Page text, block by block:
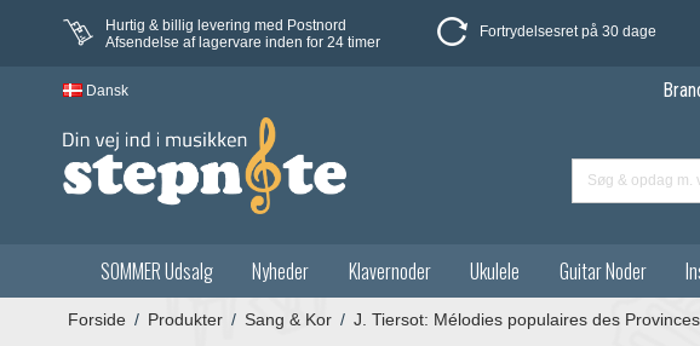
Hurtig & billig levering med Postnord
Afsendelse af lagervare inden for 24 timer
Fortrydelsesret på 30 dage
Dansk
SOMMER Udsalg Nyheder Klavernoder Ukulele Guitar Noder
Forside / Produkter / Sang & Kor / J. Tiersot: Mélodies populaires des